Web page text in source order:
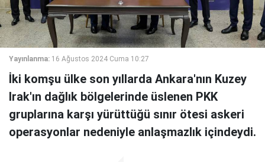
Yayınlanma: 16 Ağustos 2024 Cuma 10:27
İki komşu ülke son yıllarda Ankara'nın Kuzey
Irak'ın dağlık bölgelerinde üslenen PKK
gruplarına karşı yürüttüğü sınır ötesi askeri
operasyonlar nedeniyle anlaşmazlık içindeydi.